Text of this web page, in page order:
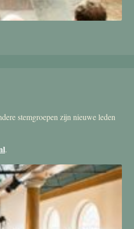
stemgroepen zijn nieuwe leden
.